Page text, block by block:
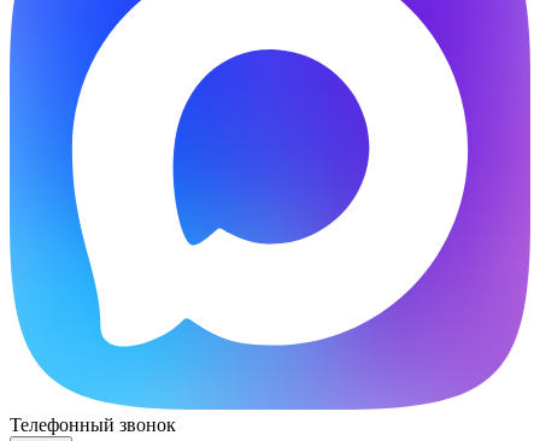
Телефонный звонок